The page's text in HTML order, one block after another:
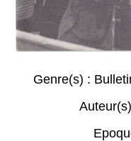
Genre(s) :